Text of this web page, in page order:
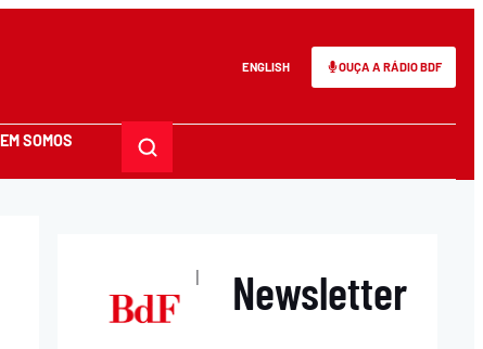
ENGLISH OUÇA A RÁDIO BDF
SOMOS
| Newsletter